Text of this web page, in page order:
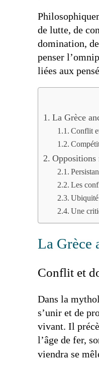
de lutte, de
domination,
penser
liées aux
La Grèce
Conflit
Oppositions
Les
Une
La Grèce
Conflit et
Dans la
s’unir et de
vivant. Il
l’âge de fer,
viendra se